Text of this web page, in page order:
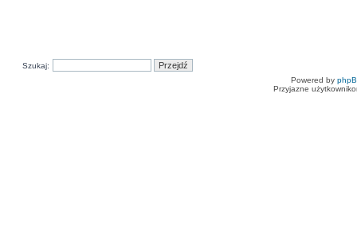
Szukaj:
Powered by
Przyjazne